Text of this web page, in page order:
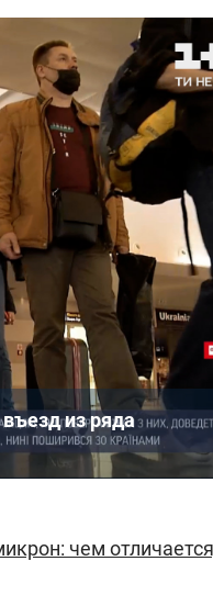
из ряда
чем